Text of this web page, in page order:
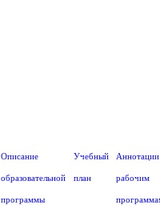
Описание
образовательной
программы
Учебный
план
Аннотации
рабочим